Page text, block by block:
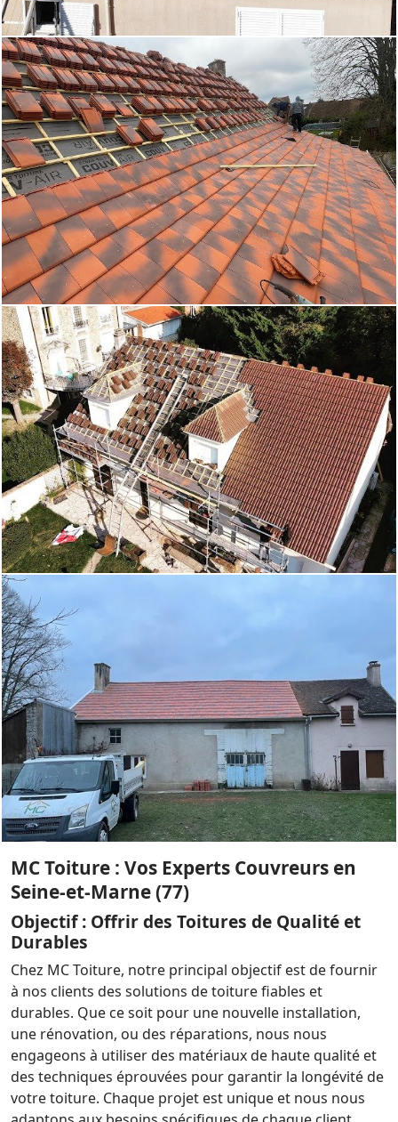
MC Toiture : Vos Experts Couvreurs en
Seine-et-Marne (77)
Objectif : Offrir des Toitures de Qualité et
Durables
Chez MC Toiture, notre principal objectif est de fournir
à nos clients des solutions de toiture fiables et
durables. Que ce soit pour une nouvelle installation,
une rénovation, ou des réparations, nous nous
engageons à utiliser des matériaux de haute qualité et
des techniques éprouvées pour garantir la longévité de
votre toiture. Chaque projet est unique et nous nous